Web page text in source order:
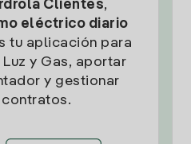
Clientes,
eléctrico diario
tu aplicación para
y Gas, aportar
y gestionar